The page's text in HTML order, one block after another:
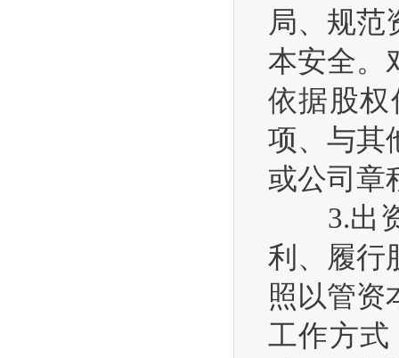
局、规范
本安全。
依据股
项、与其
或公司章
3.出资
利、履行
照以管资
工作方